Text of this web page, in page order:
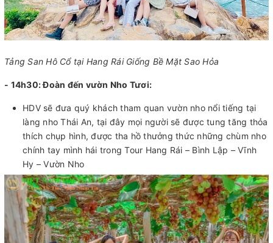
Tảng San Hô Cổ tại Hang Rái Giống Bề Mặt Sao Hỏa
- 14h30:Đoàn đến vườn Nho Tươi:
HDV sẽ đưa quý khách tham quan vườn nho nổi tiếng tại
làng nho Thái An, tại đây mọi người sẽ được tung tăng thỏa
thích chụp hình, được tha hồ thưởng thức những chùm nho
chính tay mình hái trong Tour Hang Rái – Bình Lập – Vĩnh
Hy – Vườn Nho